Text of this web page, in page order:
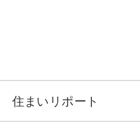
住まいリポート